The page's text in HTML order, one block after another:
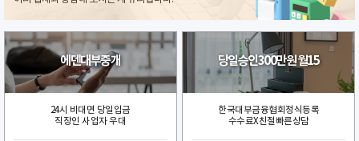
에덴대부중개
24시 비대면 당일입금
직장인 사업자 우대
당일승인300만원 월15
한국대부금융협회정식등록
수수료X친절빠른상담